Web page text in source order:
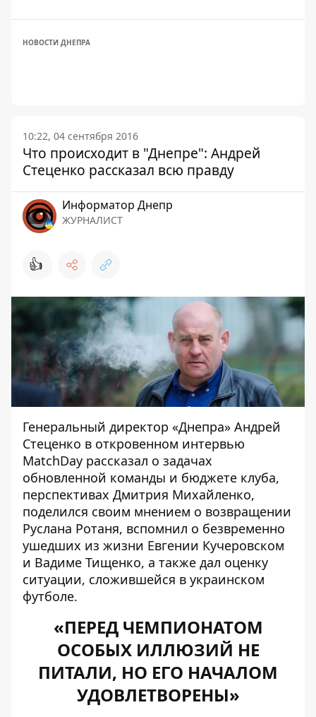
НОВОСТИ ДНЕПРА
10:22, 04 сентября 2016
Что происходит в "Днепре": Андрей
Стеценко рассказал всю правду
Информатор Днепр
ЖУРНАЛИСТ
👍
Генеральный директор «Днепра» Андрей
Стеценко в откровенном интервью
MatchDay рассказал о задачах
обновленной команды и бюджете клуба,
перспективах Дмитрия Михайленко,
поделился своим мнением о возвращении
Руслана Ротаня, вспомнил о безвременно
ушедших из жизни Евгении Кучеровском
и Вадиме Тищенко, а также дал оценку
ситуации, сложившейся в украинском
футболе.
«ПЕРЕД ЧЕМПИОНАТОМ
ОСОБЫХ ИЛЛЮЗИЙ НЕ
ПИТАЛИ, НО ЕГО НАЧАЛОМ
УДОВЛЕТВОРЕНЫ»